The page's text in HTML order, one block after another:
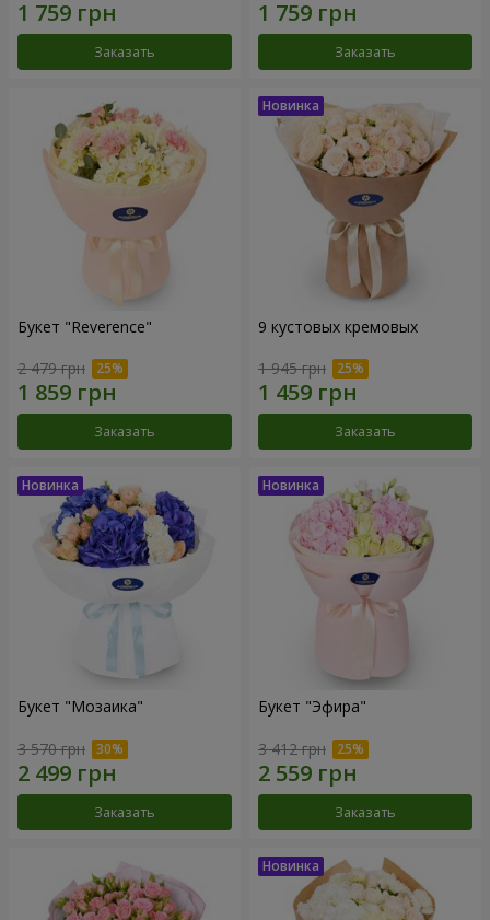
Заказать Заказать
Букет "Reverence"
2 479 грн
Заказать
9 кустовых кремовых
1 945 грн
Заказать
Букет "Мозаика"
3 570 грн
Заказать
Букет "Эфира"
3 412 грн
Заказать